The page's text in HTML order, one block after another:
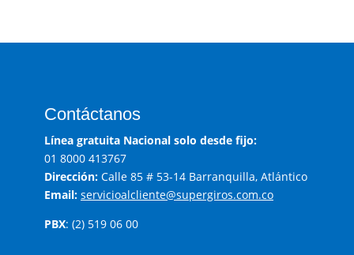
Contáctanos
Línea gratuita Nacional solo desde fijo:
01 8000 413767
Dirección: Calle 85 # 53-14 Barranquilla, Atlántico
Email: servicioalcliente@supergiros.com.co
PBX: (2) 519 06 00